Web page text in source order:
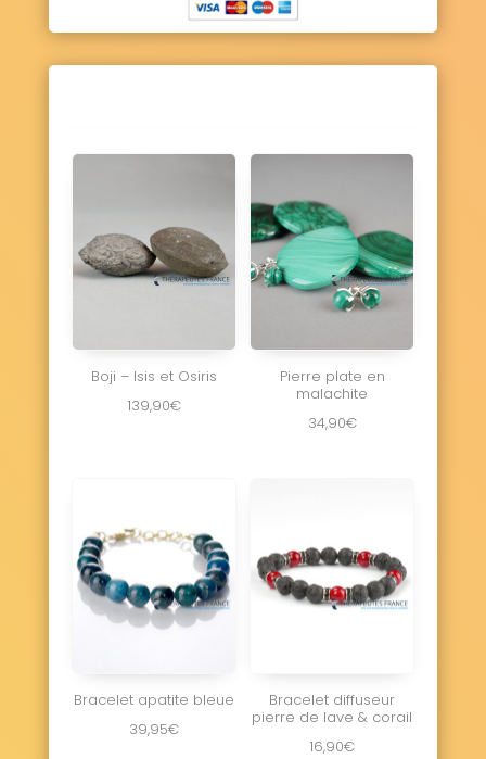
Boji – Isis et Osiris
139,90€
Pierre plate en
malachite
34,90€
Bracelet apatite bleue
39,95€
Bracelet diffuseur
pierre de lave & corail
16,90€